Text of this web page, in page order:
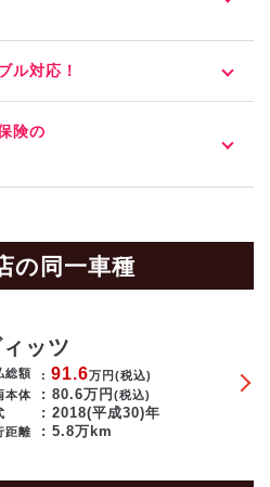
ル対応！
険の
の同一車種
ッツ
総額 91.6万円(税込)
本体
80.6万円(税込)
2018(平成30)年
距離 5.8万km